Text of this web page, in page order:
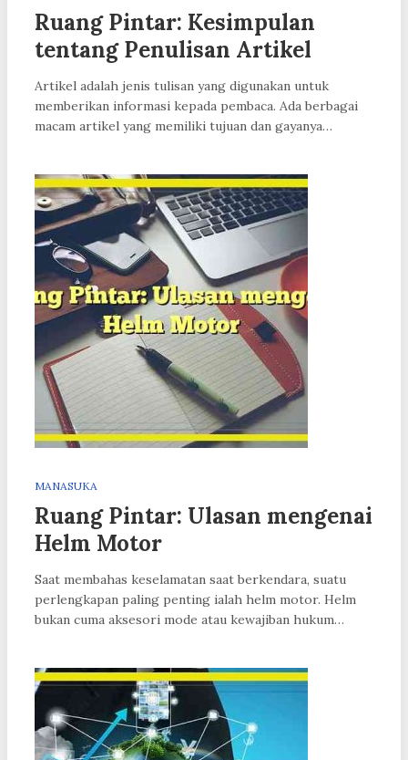
Ruang Pintar: Kesimpulan
tentang Penulisan Artikel
Artikel adalah jenis tulisan yang digunakan untuk
memberikan informasi kepada pembaca. Ada berbagai
macam artikel yang memiliki tujuan dan gayanya…
MANASUKA
Ruang Pintar: Ulasan mengenai
Helm Motor
Saat membahas keselamatan saat berkendara, suatu
perlengkapan paling penting ialah helm motor. Helm
bukan cuma aksesori mode atau kewajiban hukum…